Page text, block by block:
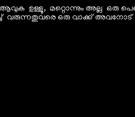
ഉള്ളൂ, മറ്റൊന്നും അല്ല ഒരു
ഒരു വാക്ക് അവനോട്